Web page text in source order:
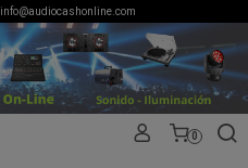
info@audiocashonline.com
0